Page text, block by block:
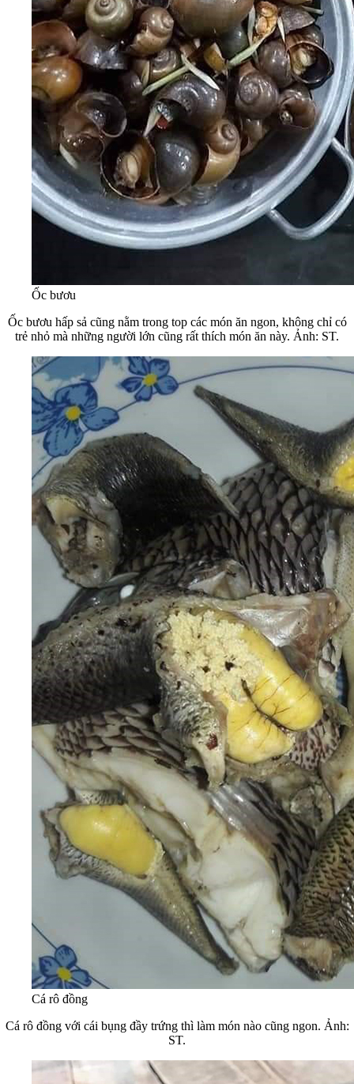
Ốc bươu
Ốc bươu hấp sả cũng nằm trong top các món ăn ngon, không chỉ có
trẻ nhỏ mà những người lớn cũng rất thích món ăn này. Ảnh: ST.
Cá rô đồng
Cá rô đồng với cái bụng đầy trứng thì làm món nào cũng ngon. Ảnh:
ST.